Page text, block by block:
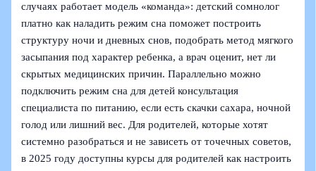
случаях работает модель «команда»: детский сомнолог
платно как наладить режим сна поможет построить
структуру ночи и дневных снов, подобрать метод мягкого
засыпания под характер ребенка, а врач оценит, нет ли
скрытых медицинских причин. Параллельно можно
подключить режим сна для детей консультация
специалиста по питанию, если есть скачки сахара, ночной
голод или лишний вес. Для родителей, которые хотят
системно разобраться и не зависеть от точечных советов,
в 2025 году доступны курсы для родителей как настроить